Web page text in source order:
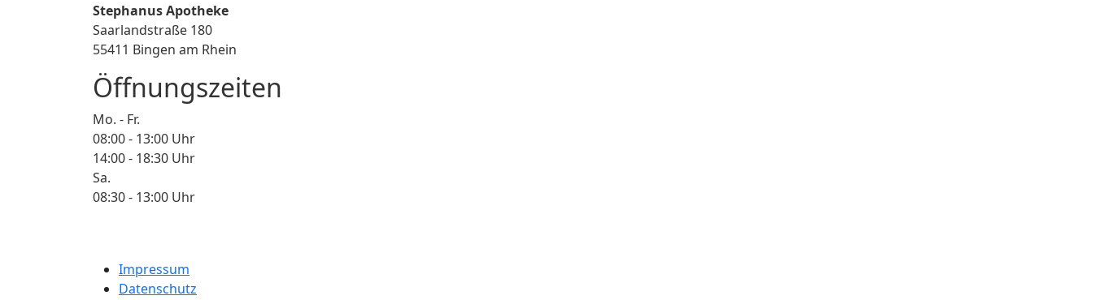
Stephanus Apotheke
Saarlandstraße 180
55411 Bingen am Rhein
Öffnungszeiten
Mo. - Fr.
08:00 - 13:00 Uhr
14:00 - 18:30 Uhr
Sa.
08:30 - 13:00 Uhr
Impressum
Datenschutz